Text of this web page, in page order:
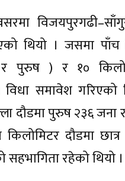
थियो । जसमा पाँच
पुरुष ) र १०
समावेश गरिएको
दौडमा पुरुष २३६ जना
दौडमा
सहभागिता रहेको थियो ।